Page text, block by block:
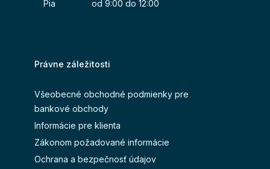
Pia od 9:00 do 12:00
Právne záležitosti
Všeobecné obchodné podmienky pre
bankové obchody
Informácie pre klienta
Zákonom požadované informácie
Ochrana a bezpečnosť údajov